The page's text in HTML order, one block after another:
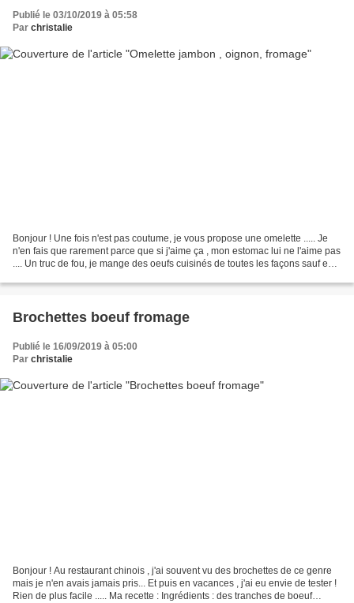
Publié le 03/10/2019 à 05:58
Par christalie
Bonjour ! Une fois n'est pas coutume, je vous propose une omelette ..... Je
n'en fais que rarement parce que si j'aime ça , mon estomac lui ne l'aime pas
.... Un truc de fou, je mange des oeufs cuisinés de toutes les façons sauf en
Brochettes boeuf fromage
Publié le 16/09/2019 à 05:00
Par christalie
Bonjour ! Au restaurant chinois , j'ai souvent vu des brochettes de ce genre
mais je n'en avais jamais pris... Et puis en vacances , j'ai eu envie de tester !
Rien de plus facile ..... Ma recette : Ingrédients : des tranches de boeuf